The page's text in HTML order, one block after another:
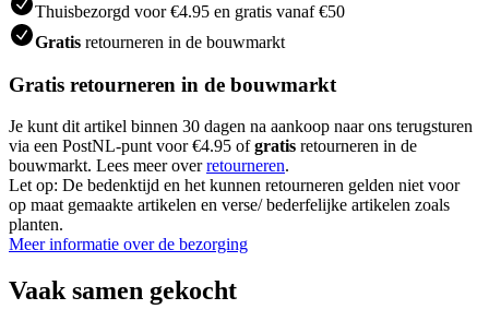
Thuisbezorgd voor €4.95 en gratis vanaf €50
Gratis retourneren in de bouwmarkt
Gratis retourneren in de bouwmarkt
Je kunt dit artikel binnen 30 dagen na aankoop naar ons terugsturen
via een PostNL-punt voor €4.95 ofgratis retourneren in de
bouwmarkt. Lees meer overretourneren.
Let op: De bedenktijd en het kunnen retourneren gelden niet voor
op maat gemaakte artikelen en verse/ bederfelijke artikelen zoals
planten.
Meer informatie over de bezorging
Vaak samen gekocht